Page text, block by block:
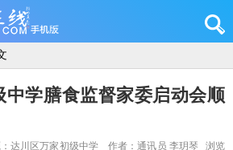
中学膳食监督家委启动会顺
达川区万家初级中学 作者：通讯员 李玥琴
浏览